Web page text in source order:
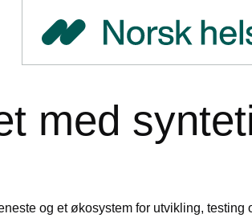
med
og et økosystem for utvikling,